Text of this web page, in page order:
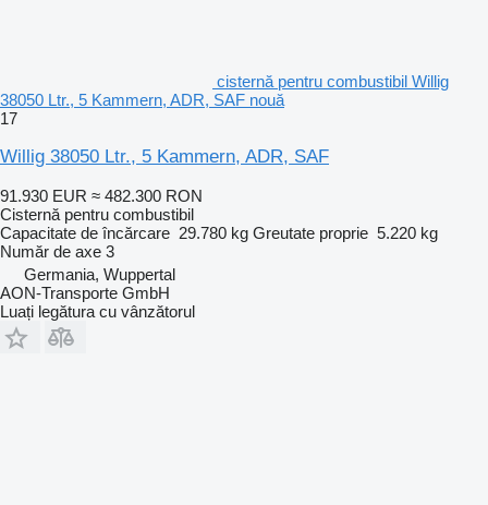
cisternă pentru combustibil Willig
38050 Ltr., 5 Kammern, ADR, SAF nouă
17
Willig 38050 Ltr., 5 Kammern, ADR, SAF
91.930 EUR ≈ 482.300 RON
Cisternă pentru combustibil
Capacitate de încărcare 29.780 kg Greutate proprie 5.220 kg
Număr de axe 3
Germania, Wuppertal
AON-Transporte GmbH
Luați legătura cu vânzătorul